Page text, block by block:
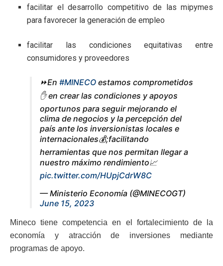
facilitar el desarrollo competitivo de las mipymes
para favorecer la generación de empleo
facilitar las condiciones equitativas entre
consumidores y proveedores
⏩En #MINECO estamos comprometidos
✋ en crear las condiciones y apoyos
oportunos para seguir mejorando el
clima de negocios y la percepción del
país ante los inversionistas locales e
internacionales💰;facilitando
herramientas que nos permitan llegar a
nuestro máximo rendimiento📈
pic.twitter.com/HUpjCdrW8C
— Ministerio Economía (@MINECOGT)
June 15, 2023
Mineco tiene competencia en el fortalecimiento de la
economía y atracción de inversiones mediante
programas de apoyo.